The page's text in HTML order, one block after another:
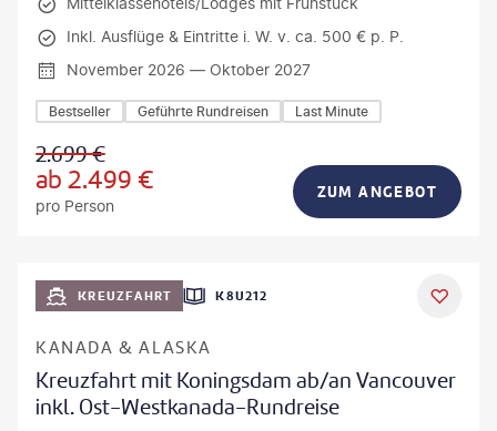
Inkl. Ausflüge & Eintritte i. W. v. ca. 500 € p. P.
November 2026 — Oktober 2027
Bestseller Geführte Rundreisen Last Minute
2.699€
ab2.499 €
pro Person
ZUM ANGEBOT
KREUZFAHRT K8U212
KANADA & ALASKA
Kreuzfahrt mit Koningsdam ab/an Vancouver
inkl. Ost-Westkanada-Rundreise